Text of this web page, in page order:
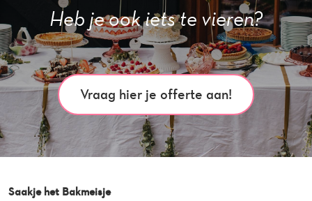
Heb je ook iets te vieren?
Vraag hier je offerte aan!
Saakje het Bakmeisje